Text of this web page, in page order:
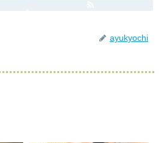
ayukyochi